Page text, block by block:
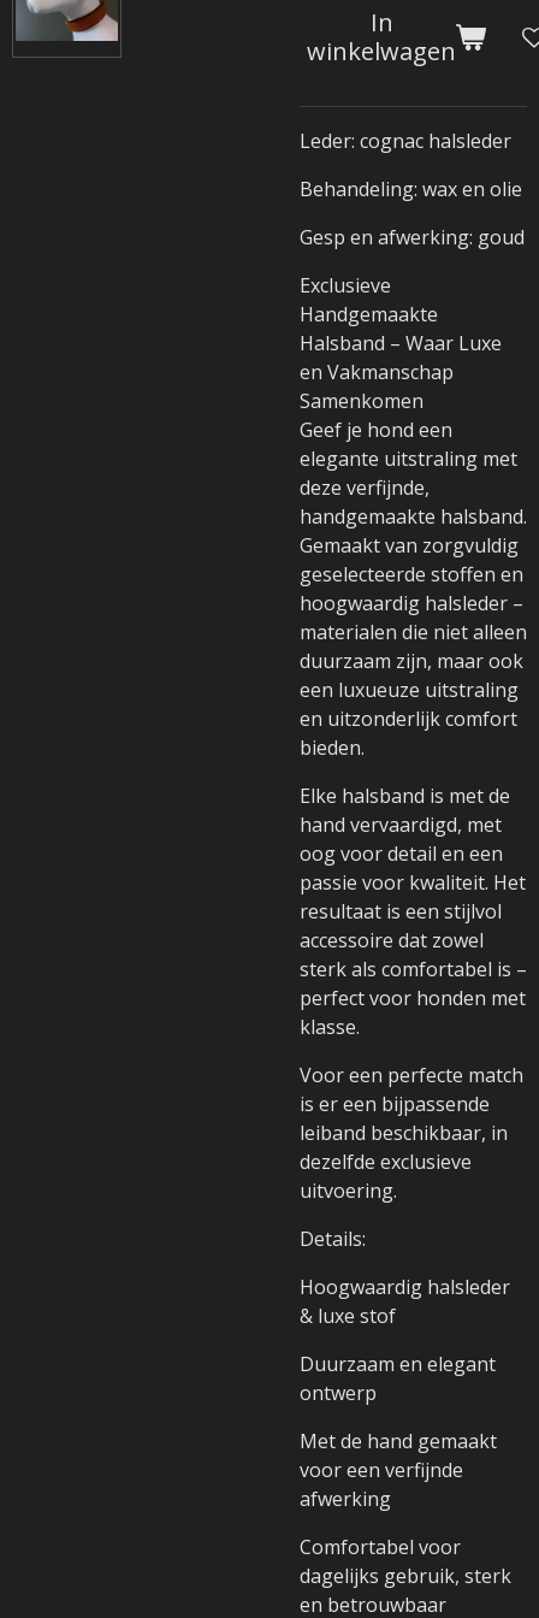
In
winkelwagen
Leder: cognac halsleder
Behandeling: wax en olie
Gesp en afwerking: goud
Exclusieve
Handgemaakte
Halsband – Waar Luxe
en Vakmanschap
Samenkomen
Geef je hond een
elegante uitstraling met
deze verfijnde,
handgemaakte halsband.
Gemaakt van zorgvuldig
geselecteerde stoffen en
hoogwaardig halsleder –
materialen die niet alleen
duurzaam zijn, maar ook
een luxueuze uitstraling
en uitzonderlijk comfort
bieden.
Elke halsband is met de
hand vervaardigd, met
oog voor detail en een
passie voor kwaliteit. Het
resultaat is een stijlvol
accessoire dat zowel
sterk als comfortabel is –
perfect voor honden met
klasse.
Voor een perfecte match
is er een bijpassende
leiband beschikbaar, in
dezelfde exclusieve
uitvoering.
Details:
Hoogwaardig halsleder
& luxe stof
Duurzaam en elegant
ontwerp
Met de hand gemaakt
voor een verfijnde
afwerking
Comfortabel voor
dagelijks gebruik, sterk
en betrouwbaar